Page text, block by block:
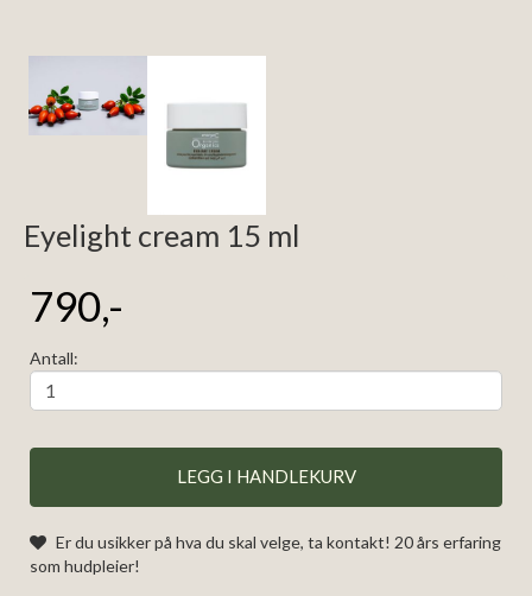
Eyelight cream 15 ml
790,-
Antall:
LEGG I HANDLEKURV
Er du usikker på hva du skal velge, ta kontakt! 20 års erfaring
som hudpleier!